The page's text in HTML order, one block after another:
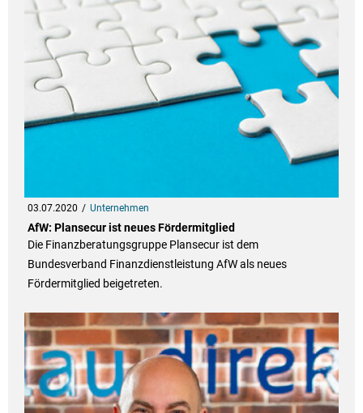
03.07.2020 Unternehmen
AfW: Plansecur ist neues Fördermitglied
Die Finanzberatungsgruppe Plansecur ist dem
Bundesverband Finanzdienstleistung AfW als neues
Fördermitglied beigetreten.